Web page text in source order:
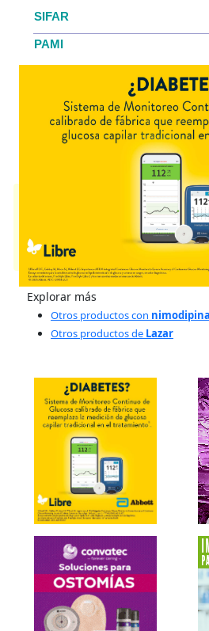
SIFAR
PAMI
AF$9.804,75
$15.561,26
AF$16.843,63
nimodipina y se
Lazary cuenta
Algunas presentaciones cuentan con
Explorar más
Otros productos con nimodipina
Otros productos de Lazar